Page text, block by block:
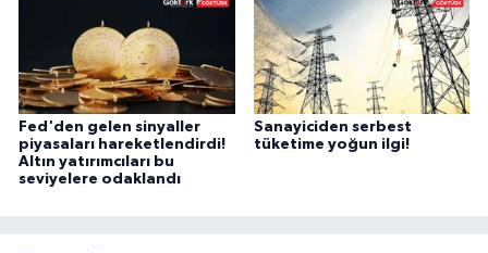
Fed'den gelen sinyaller
piyasaları hareketlendirdi!
Altın yatırımcıları bu
seviyelere odaklandı
Sanayiciden serbest
tüketime yoğun ilgi!